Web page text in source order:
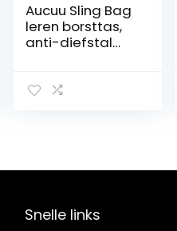
Aucuu Sling Bag
leren borsttas,
anti-diefstal
herenrugzak
voor casual
– bruin/zwart
Snelle links